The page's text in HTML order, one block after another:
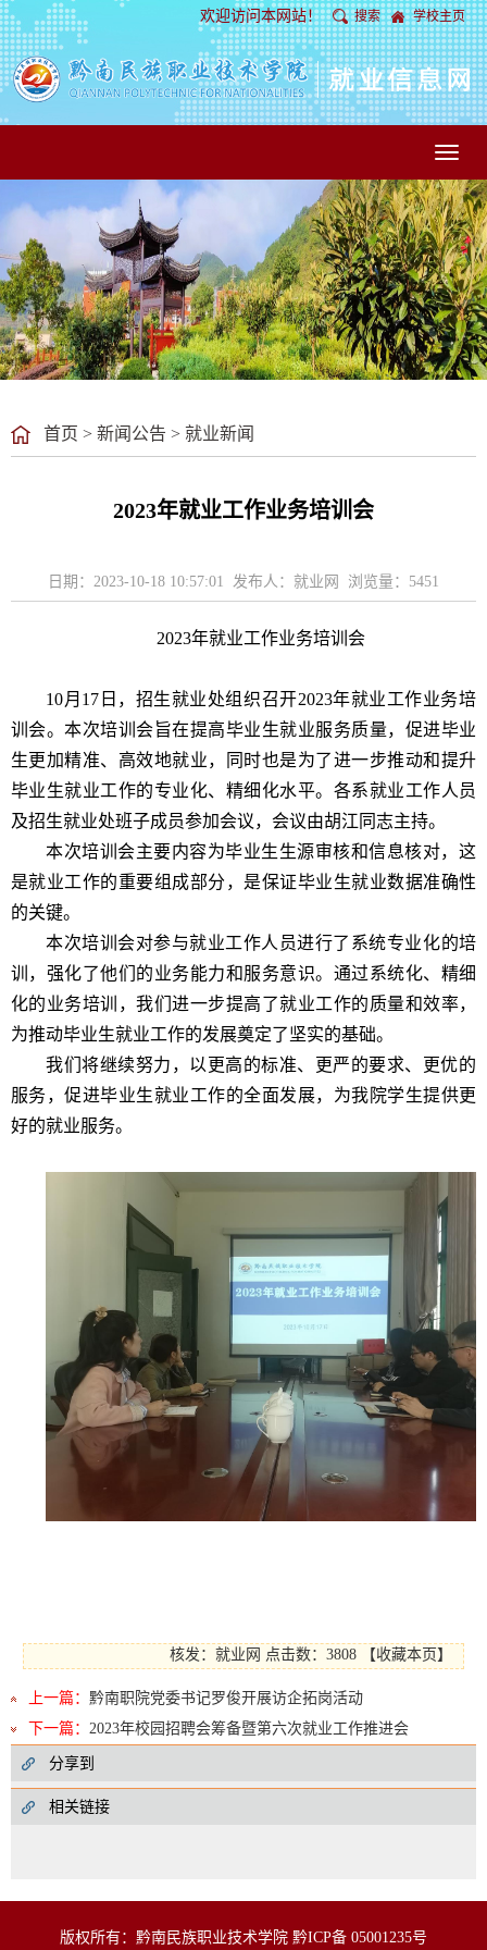
欢迎访问本网站！ 搜索 学校主页
Toggle
首页 > 新闻公告 > 就业新闻
2023年就业工作业务培训会
日期：2023-10-18 10:57:01 发布人：就业网 浏览量： 5451
2023年就业工作业务培训会
10月17日 ， 招生就业处组织召开2023年就业工作业务培
训会。本次培训会旨在提高毕业生就业服务质量，促进毕业
生更加精准、高效地就业，同时也是为了进一步推动和提升
毕业生就业工作的专业化、精细化水平。各系就业工作人员
及招生就业处班子成员参加会议，会议由胡江同志主持。
本次培训会主要内容为毕业生生源审核和信息核对，这
是就业工作的重要组成部分， 是保证毕业生就业数据准确性
的关键。
本次培训会对参与就业工作人员进行了 系统专业化的培
训，强化了他们的业务能力和服务意识。通过系统化、精细
化的业务培训，我们进一步提高了就业工作的质量和效率，
为推动毕业生就业工作的发展奠定了坚实的基础。
我们将继续努力，以更高的标准、更严的要求、更优的
服务，促进毕业生就业工作的全面发展，为我院学生提供更
好的就业服务。
核发：就业网 点击数：3808 【收藏本页 】
上一篇： 黔南职院党委书记罗俊开展访企拓岗活动
下一篇： 2023年校园招聘会筹备暨第六次就业工作推进会
分享到
相关链接
版权所有：黔南民族职业技术学院 黔ICP备 05001235号